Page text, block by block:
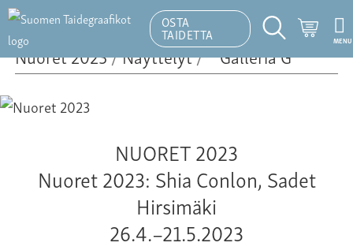
OSTA
TAIDETTA
Hakutoiminto
MENU
Nuoret 2023/Näyttelyt/
NUORET 2023
Nuoret 2023: Shia Conlon, Sadet
Hirsimäki
26.4.–21.5.2023